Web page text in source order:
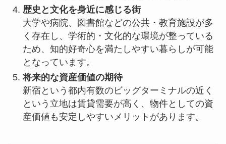
歴史と文化を身近に感じる街
大学や病院、図書館などの公共・教育施設が多
く存在し、学術的・文化的な環境が整っている
ため、知的好奇心を満たしやすい暮らしが可能
となっています。
将来的な資産価値の期待
新宿という都内有数のビッグターミナルの近く
という立地は賃貸需要が高く、物件としての資
産価値も安定しやすいメリットがあります。